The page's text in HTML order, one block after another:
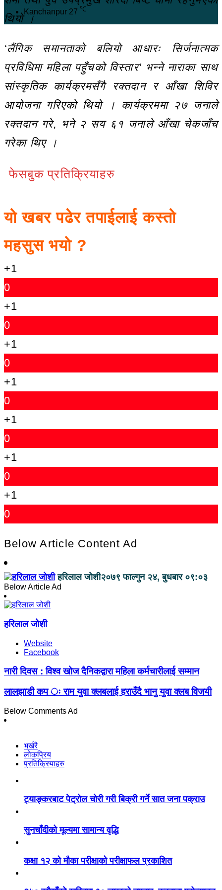
Kanchanpur 27 ℃
थियो ।
‘लैंगिक समानताको बलियो आधारः सिर्जनात्मक
प्रविधिमा महिला पहुँचको विस्तार’ भन्ने नाराका साथ
सांस्कृतिक कार्यक्रमसँगै रक्तदान र आँखा शिविर
आयोजना गरिएको थियो । कार्यक्रममा २७ जनाले
रक्तदान गरे, भने २ सय ६१ जनाले आँखा चेकजाँच
गरेका थिए ।
फेसबुक प्रतिक्रियाहरु
यो खबर पढेर तपाईलाई कस्तो
महसुस भयो ?
+1
0
+1
0
+1
0
+1
0
+1
0
+1
0
+1
0
Below Article Content Ad
हरिलाल जोशी२०७९ फाल्गुन २४, बुधबार ०९:०३
Below Article Ad
हरिलाल जोशी
Website
Facebook
नारी दिवस : विश्व खोज दैनिकद्वारा महिला कर्मचारीलाई सम्मान
लालझाडी कप ः राम युवा क्लबलाई हराउँदै भानु युवा क्लब विजयी
Below Comments Ad
भर्खरै
लोकप्रिय
प्रतिक्रियाहरु
ट्याङ्करबाट पेट्रोल चोरी गरी बिक्री गर्ने सात जना पक्राउ
सुनचाँदीको मूल्यमा सामान्य वृद्धि
कक्षा १२ को मौका परीक्षाको परीक्षाफल प्रकाशित